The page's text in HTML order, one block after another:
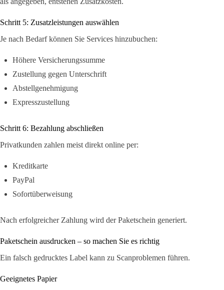
Schritt 5: Zusatzleistungen auswählen
Je nach Bedarf können Sie Services hinzubuchen:
Höhere Versicherungssumme
Zustellung gegen Unterschrift
Abstellgenehmigung
Expresszustellung
Schritt 6: Bezahlung abschließen
Privatkunden zahlen meist direkt online per:
Kreditkarte
PayPal
Sofortüberweisung
Nach erfolgreicher Zahlung wird der Paketschein generiert.
Paketschein ausdrucken – so machen Sie es richtig
Ein falsch gedrucktes Label kann zu Scanproblemen führen.
Geeignetes Papier